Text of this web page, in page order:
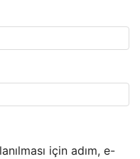
için adım, e-